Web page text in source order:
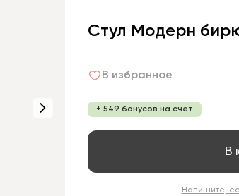
Стул Модерн
В избранное
+ 549 бонусов на счет
В
Напишите,